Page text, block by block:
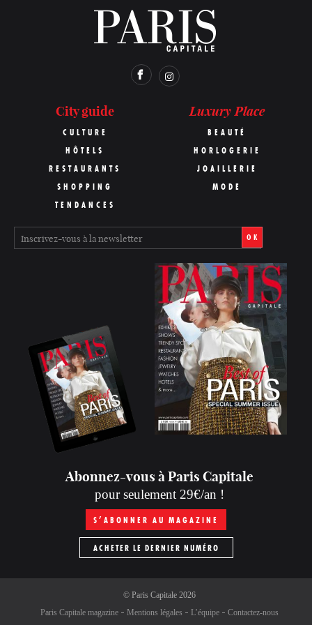
City guide
CULTURE
HÔTELS
RESTAURANTS
SHOPPING
TENDANCES
Luxury Place
BEAUTÉ
HORLOGERIE
JOAILLERIE
MODE
OK
Abonnez-vous à Paris Capitale
pour seulement 29€/an !
S’ABONNER AU MAGAZINE
ACHETER LE DERNIER NUMÉRO
© Paris Capitale2026
Paris Capitale magazine
Mentions légales L’équipe Contactez-nous